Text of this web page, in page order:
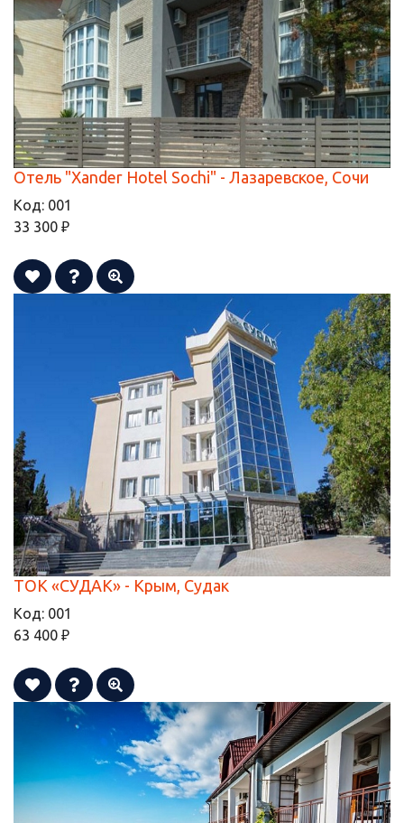
Отель "Xander Hotel Sochi" - Лазаревское, Сочи
Код: 001
33 300 ₽
ТОК «СУДАК» - Крым, Судак
Код: 001
63 400 ₽